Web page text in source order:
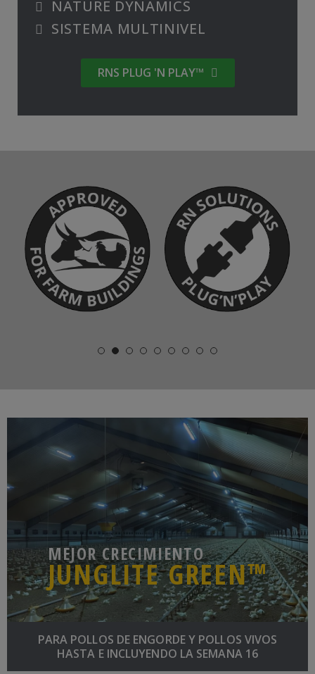
NATURE DYNAMICS
SISTEMA MULTINIVEL
RNS PLUG 'N PLAY™
MEJOR CRECIMIENTO
JUNGLITE GREEN™
PARA POLLOS DE ENGORDE Y POLLOS VIVOS
HASTA E INCLUYENDO LA SEMANA 16